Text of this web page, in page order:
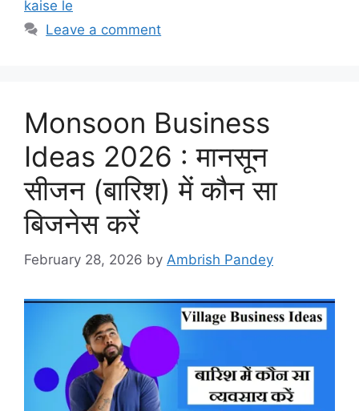
kaise le
Leave a comment
Monsoon Business
Ideas 2026 : मानसून
सीजन (बारिश) में कौन सा
बिजनेस करें
February 28, 2026 by Ambrish Pandey